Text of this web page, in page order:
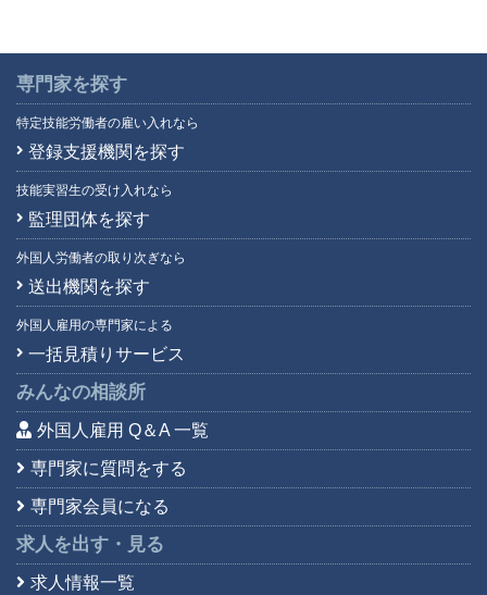
専門家を探す
特定技能労働者の雇い入れなら
登録支援機関を探す
技能実習生の受け入れなら
監理団体を探す
外国人労働者の取り次ぎなら
送出機関を探す
外国人雇用の専門家による
一括見積りサービス
みんなの相談所
外国人雇用 Q＆A 一覧
専門家に質問をする
専門家会員になる
求人を出す・見る
求人情報一覧